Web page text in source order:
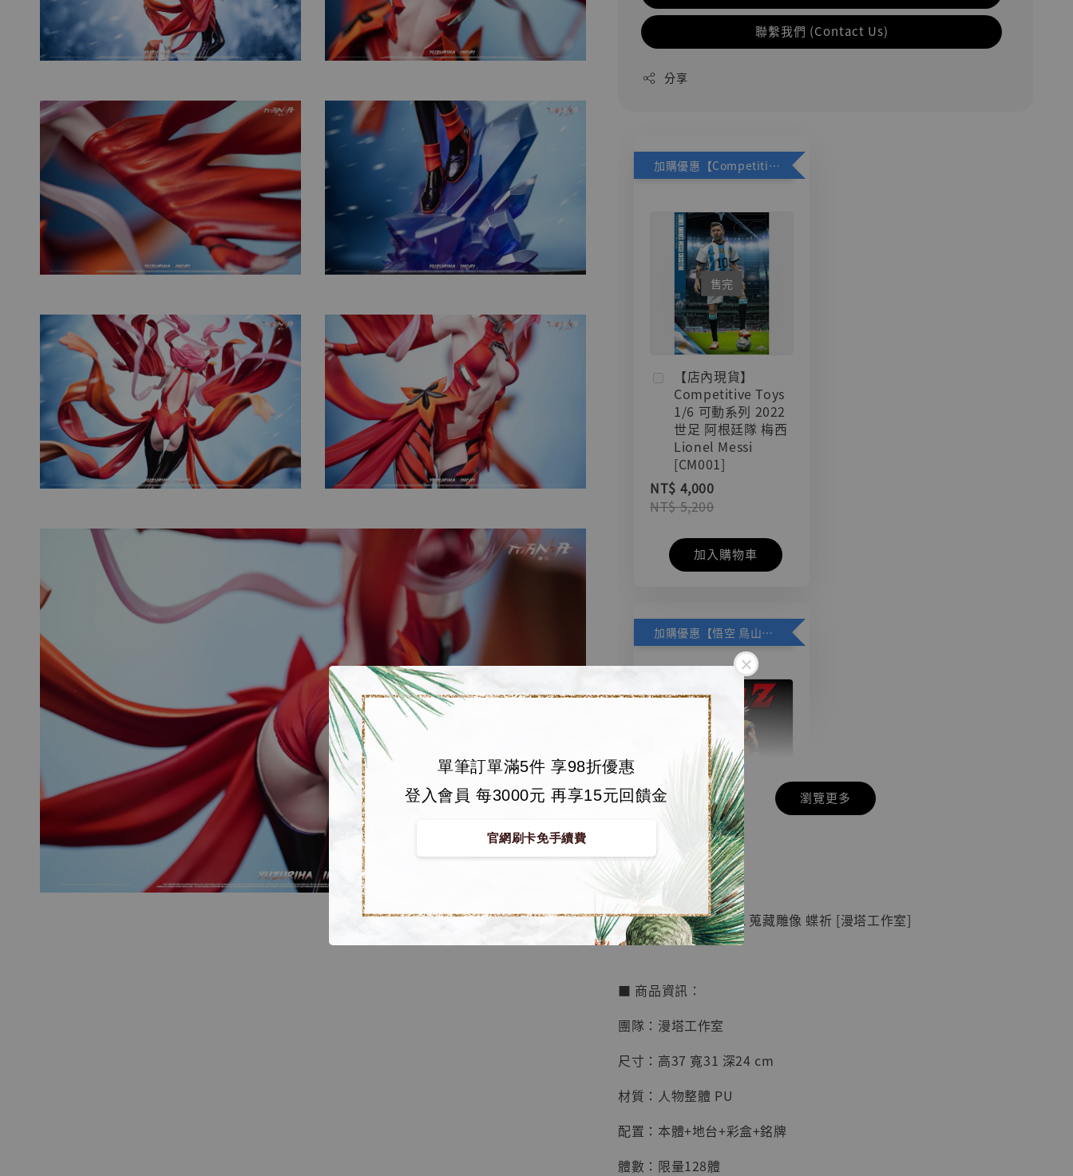
單筆訂單滿5件 享98折優惠
登入會員 每3000元 再享15元回饋金
官網刷卡免手續費
聯繫我們 (Contact Us)
分享
加購優惠【Competitive Toys 梅西 [CM001]】
售完
【店內現貨】
Competitive Toys
1/6 可動系列 2022
世足 阿根廷隊 梅西
Lionel Messi
[CM001]
NT$ 4,000
NT$ 5,200
加入購物車
加購優惠【悟空 鳥山明紀念款 [奇蹟工作室]】
【店內現貨】七龍珠
系列蒐藏雕像 悟空
鳥山明紀念款 [奇蹟
工作室]
NT$ 4,280
NT$ 5,580
- +
加入購物車
瀏覽更多
🏝【無人島玩具】
【預購】罪惡王冠 GK 蒐藏雕像 蝶祈 [漫塔工作室]
■ 商品資訊：
團隊：漫塔工作室
尺寸：高37 寬31 深24 cm
材質：人物整體 PU
配置：本體+地台+彩盒+銘牌
體數：限量128體